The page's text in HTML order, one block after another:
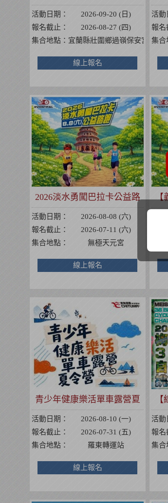
(全球百鐵認證系列賽事)
活動日期：
2026-09-20 (日)
報名截止：
2026-08-27 (四)
集合地點： 宜蘭縣壯圍鄉過嶺保安宮【
線上報名
(
活動
報名
集合
2026淡水勇闖巴拉卡公益路
跑
活動日期：
2026-08-08 (六)
報名截止：
2026-07-11 (六)
集合地點：
無極天元宮
線上報名
【
青少年健康樂活單車露營夏
令營
活動日期：
2026-08-10 (一)
報名截止：
2026-07-31 (五)
集合地點：
羅東轉運站
線上報名
活動
報名
集合